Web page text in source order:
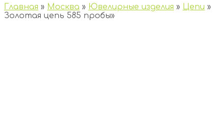
Главная » Москва » Ювелирные изделия » Цепи »
Золотая цепь 585 пробы»